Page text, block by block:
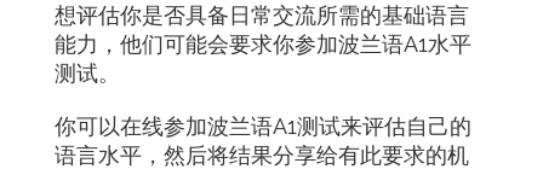
想评估你是否具备日常交流所需的基础语言
能力，他们可能会要求你参加波兰语A1水平
测试。
你可以在线参加波兰语A1测试来评估自己的
语言水平，然后将结果分享给有此要求的机